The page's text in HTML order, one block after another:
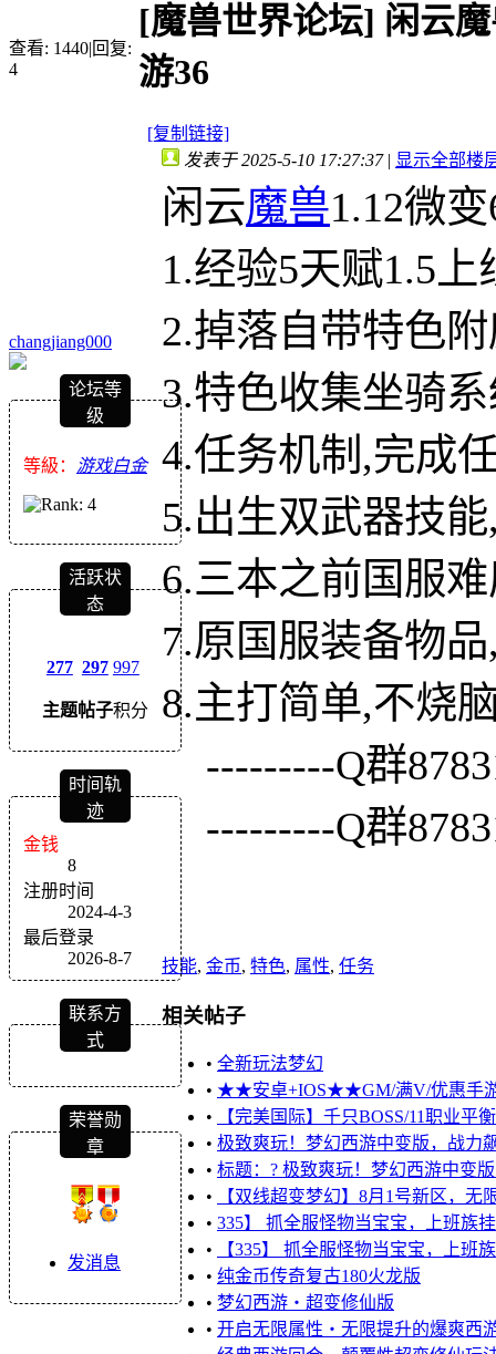
查看: 1440|回复:
4
[魔兽世界论坛] 闲云
游36
[复制链接]
changjiang000
论坛等
级
等級： 游戏白金
活跃状
态
277
主题
297
帖子
997
积分
时间轨
迹
金钱
8
注册时间
2024-4-3
最后登录
2026-8-7
联系方
式
荣誉勋
章
发消息
发表于 2025-5-10 17:27:37 | 显示全部楼
闲云魔兽1.12微
1.经验5天赋1.5
2.掉落自带特色
3.特色收集坐骑
4.任务机制,完成
5.出生双武器技
6.三本之前国服
7.原国服装备物
8.主打简单,不烧
---------Q群
---------Q群
技能, 金币, 特色, 属性, 任务
相关帖子
• 全新玩法梦幻
• ★★安卓+IOS★★GM/满V/优惠手
•
【完美国际】千只BOSS/11职业平
• 极致爽玩！梦幻西游中变版，战力
• 标题：? 极致爽玩！梦幻西游中变
•
【双线超变梦幻】8月1号新区，
• 335】 抓全服怪物当宝宝，上班族
•
【335】 抓全服怪物当宝宝，上班
• 纯金币传奇复古180火龙版
• 梦幻西游・超变修仙版
• 开启无限属性・无限提升的爆爽西